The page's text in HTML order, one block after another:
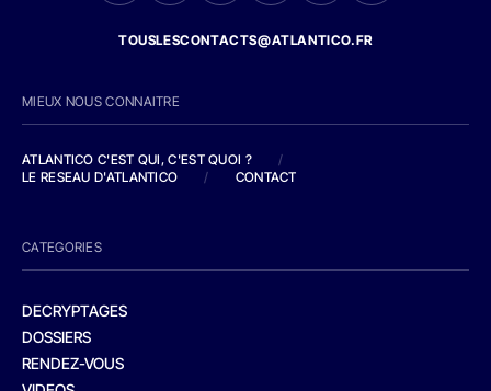
TOUSLESCONTACTS@ATLANTICO.FR
MIEUX NOUS CONNAITRE
ATLANTICO C'EST QUI, C'EST QUOI ?
/
LE RESEAU D'ATLANTICO
/ CONTACT
CATEGORIES
DECRYPTAGES
DOSSIERS
RENDEZ-VOUS